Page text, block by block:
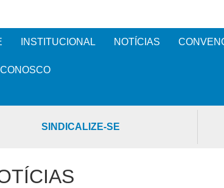
INSTITUCIONAL NOTÍCIAS
SINDICALIZE-SE